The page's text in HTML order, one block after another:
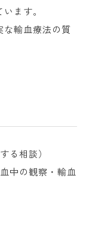
ます。
な輸血療法の質
る相談）
中の観察・輸血